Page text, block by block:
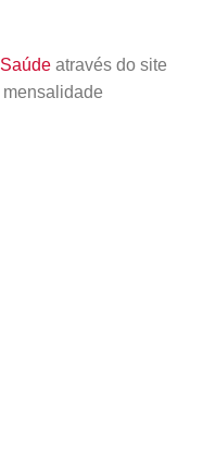
através do site